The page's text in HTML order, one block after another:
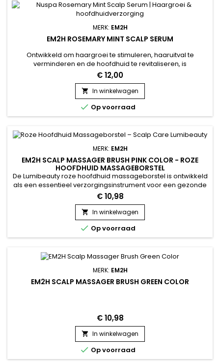
MERK: EM2H
EM2H ROSEMARY MINT SCALP SERUM
Ontwikkeld om haargroei te stimuleren, haaruitval te
verminderen en de hoofdhuid te revitaliseren, is
&nbsp;&nbsp;Rosemary Mint Scalp Serum een doelgerichte
verzorging verrijkt met rozemarijnextract, verfrissende munt
en biotine. Deze actieve formule werkt rechtstreeks op de
haarwortels om de haarzakjes te versterken, de
microcirculatie te verbeteren en...
€ 12,00
 In winkelwagen
 Op voorraad
MERK: EM2H
EM2H SCALP MASSAGER BRUSH PINK COLOR - ROZE
HOOFDHUID MASSAGEBORSTEL
De Lumibeauty roze hoofdhuid massageborstel is ontwikkeld
als een essentieel verzorgingsinstrument voor een gezonde
hoofdhuid. De zachte siliconen noppen stimuleren de
microcirculatie, bevorderen zuurstoftoevoer en
optimaliseren de opname van
haarverzorgingsproducten.Tijdens het wassen of op droge
hoofdhuid helpt de borstel onzuiverheden te verwijderen,...
€ 10,98
 In winkelwagen
 Op voorraad
MERK: EM2H
EM2H SCALP MASSAGER BRUSH GREEN COLOR
€ 10,98
 In winkelwagen
 Op voorraad